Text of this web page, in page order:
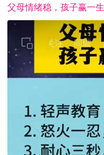
父母情绪稳，孩子赢一生